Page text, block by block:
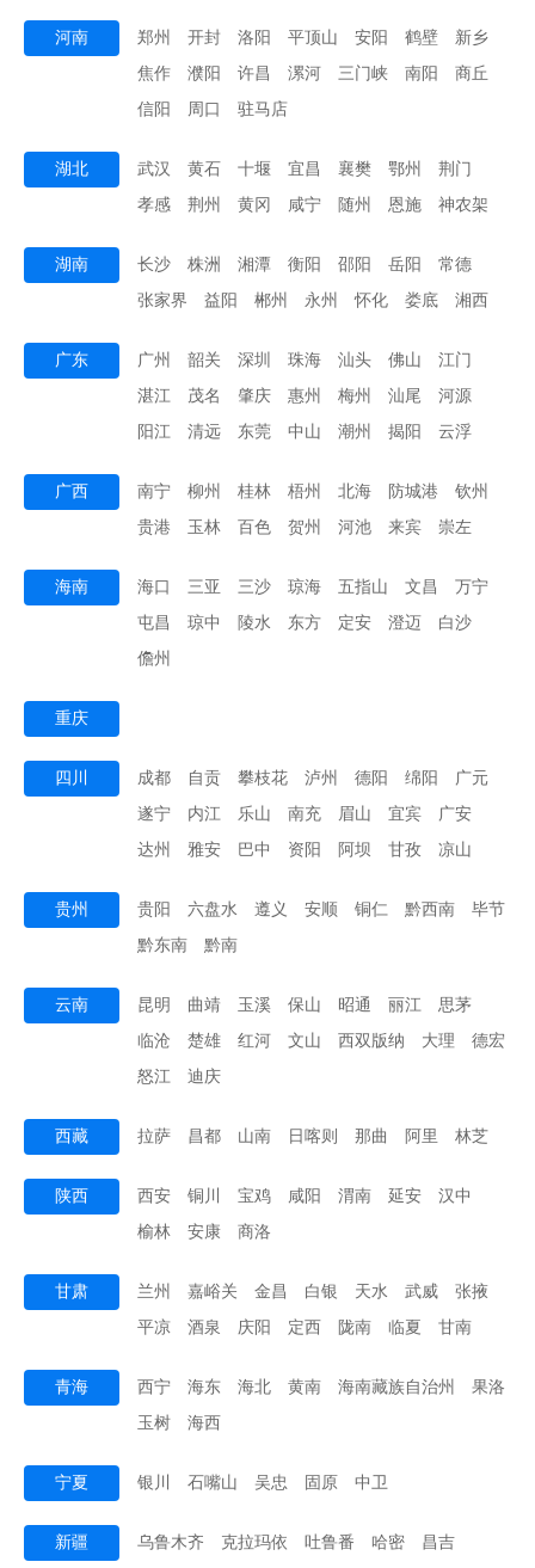
河南 郑州 开封 洛阳 平顶山 安阳 鹤壁
新乡
焦作
濮阳 许昌 漯河 三门峡 南阳
商丘
信阳
周口 驻马店
湖北 武汉 黄石 十堰 宜昌 襄樊 鄂州
荆门
孝感
荆州 黄冈 咸宁 随州 恩施 神农架
湖南 长沙 株洲 湘潭 衡阳 邵阳 岳阳
常德
张家界
益阳 郴州 永州 怀化 娄底 湘西
广东 广州 韶关 深圳 珠海 汕头 佛山
江门
湛江
茂名 肇庆 惠州 梅州 汕尾
河源
阳江
清远 东莞 中山 潮州 揭阳 云浮
广西 南宁 柳州 桂林 梧州 北海 防城港
钦州
贵港
玉林 百色 贺州 河池 来宾 崇左
海南 海口 三亚 三沙 琼海 五指山 文昌
万宁
屯昌
琼中 陵水 东方 定安 澄迈
白沙
儋州
重庆
四川 成都 自贡 攀枝花 泸州 德阳 绵阳
广元
遂宁
内江 乐山 南充 眉山 宜宾
广安
达州
雅安 巴中 资阳 阿坝 甘孜 凉山
贵州 贵阳 六盘水 遵义 安顺 铜仁 黔西南
毕节
黔东南
黔南
云南 昆明 曲靖 玉溪 保山 昭通 丽江
思茅
临沧
楚雄 红河 文山 西双版纳 大理
德宏
怒江
迪庆
西藏 拉萨 昌都 山南 日喀则 那曲 阿里 林芝
陕西 西安 铜川 宝鸡 咸阳 渭南 延安
汉中
榆林
安康 商洛
甘肃 兰州 嘉峪关 金昌 白银 天水 武威
张掖
平凉
酒泉 庆阳 定西 陇南 临夏 甘南
青海 西宁 海东 海北 黄南 海南藏族自治州
果洛
玉树
海西
宁夏 银川 石嘴山 吴忠 固原 中卫
新疆 乌鲁木齐 克拉玛依 吐鲁番 哈密 昌吉